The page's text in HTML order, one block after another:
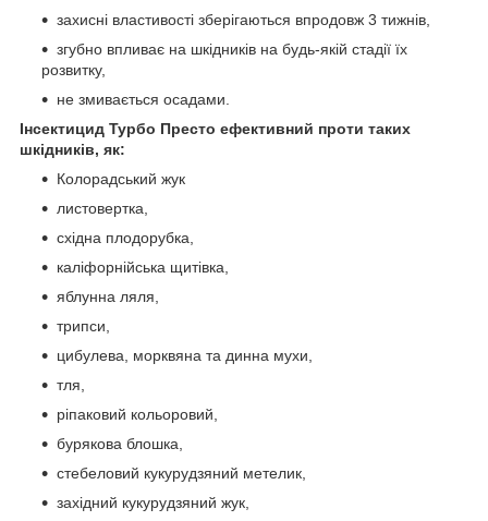
захисні властивості зберігаються впродовж 3 тижнів,
згубно впливає на шкідників на будь-якій стадії їх
розвитку,
не змивається осадами.
Інсектицид Турбо Престо ефективний проти таких
шкідників, як:
Колорадський жук
листовертка,
східна плодорубка,
каліфорнійська щитівка,
яблунна ляля,
трипси,
цибулева, морквяна та динна мухи,
тля,
ріпаковий кольоровий,
бурякова блошка,
стебеловий кукурудзяний метелик,
західний кукурудзяний жук,